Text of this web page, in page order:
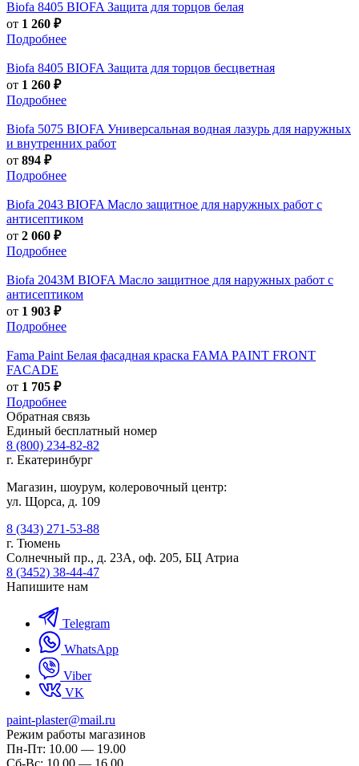
Biofa 8405 BIOFA Защита для торцов белая
от 1 260 ₽
Подробнее
Biofa 8405 BIOFA Защита для торцов бесцветная
от 1 260 ₽
Подробнее
Biofa 5075 BIOFA Универсальная водная лазурь для наружных
и внутренних работ
от 894 ₽
Подробнее
Biofa 2043 BIOFA Масло защитное для наружных работ с
антисептиком
от 2 060 ₽
Подробнее
Biofa 2043M BIOFA Масло защитное для наружных работ с
антисептиком
от 1 903 ₽
Подробнее
Fama Paint Белая фасадная краска FAMA PAINT FRONT
FACADE
от 1 705 ₽
Подробнее
Обратная связь
Единый бесплатный номер
8 (800) 234-82-82
г. Екатеринбург
Магазин, шоурум, колеровочный центр:
ул. Щорса, д. 109
8 (343) 271-53-88
г. Тюмень
Солнечный пр., д. 23А, оф. 205, БЦ Атриа
8 (3452) 38-44-47
Напишите нам
Telegram
WhatsApp
Viber
VK
paint-plaster@mail.ru
Режим работы магазинов
Пн-Пт: 10.00 — 19.00
Сб-Вс: 10.00 — 16.00